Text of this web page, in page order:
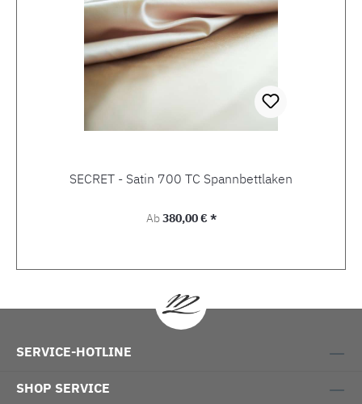
SECRET - Satin 700 TC Spannbettlaken
Regulärer Preis:
Ab380,00 € *
SERVICE-HOTLINE
SHOP SERVICE